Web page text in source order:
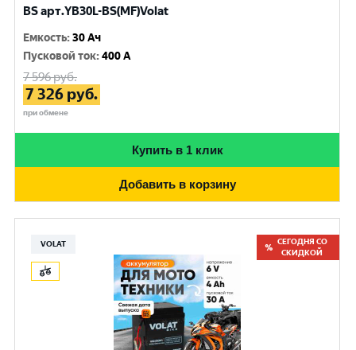
BS арт.YB30L-BS(MF)Volat
Емкость:30 Ач
Пусковой ток:400 A
7 596руб.
7 326 руб.
при обмене
Купить в 1 клик
Добавить в корзину
VOLAT
СЕГОДНЯ СО
СКИДКОЙ